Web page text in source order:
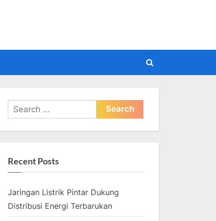
Toggle
Search
for:
Recent Posts
Jaringan Listrik Pintar Dukung
Distribusi Energi Terbarukan